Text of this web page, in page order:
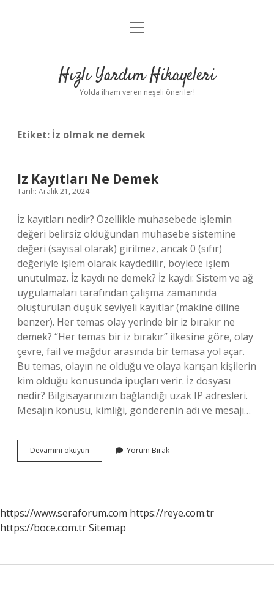
Anasayfa
Yasal Uyarı
menüyü
Hızlı Yardım Hikayeleri
Yolda ilham veren neşeli öneriler!
Etiket: İz olmak ne demek
Iz Kayıtları Ne Demek
Tarih: Aralık 21, 2024
İz kayıtları nedir? Özellikle muhasebede işlemin
değeri belirsiz olduğundan muhasebe sistemine
değeri (sayısal olarak) girilmez, ancak 0 (sıfır)
değeriyle işlem olarak kaydedilir, böylece işlem
unutulmaz. İz kaydı ne demek? İz kaydı: Sistem ve ağ
uygulamaları tarafından çalışma zamanında
oluşturulan düşük seviyeli kayıtlar (makine diline
benzer). Her temas olay yerinde bir iz bırakır ne
demek? “Her temas bir iz bırakır” ilkesine göre, olay
çevre, fail ve mağdur arasında bir temasa yol açar.
Bu temas, olayın ne olduğu ve olaya karışan kişilerin
kim olduğu konusunda ipuçları verir. İz dosyası
nedir? Bilgisayarınızın bağlandığı uzak IP adresleri.
Mesajın konusu, kimliği, gönderenin adı ve mesajı…
Devamını okuyun
Kayıtları
Yorum Bırak
https://www.seraforum.com https://reye.com.tr
https://boce.com.trSitemap